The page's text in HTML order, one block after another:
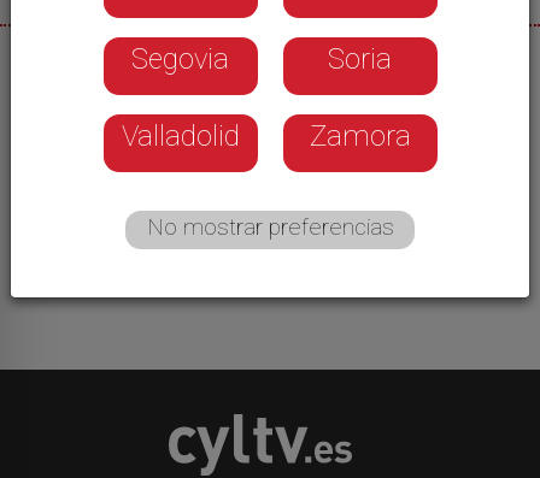
28/01/2026
7 columnas llegarán desde toda la provincia para
marchar en manifestación por las calles de
Valladolid. Comenzará a las 10 de la mañana y se
espera que se prolongo hasta las 5 de la tarde.
Se recomienda reducir el uso del vehículo a lo
Segovia Soria
Valladolid Zamora
No mostrar preferencias